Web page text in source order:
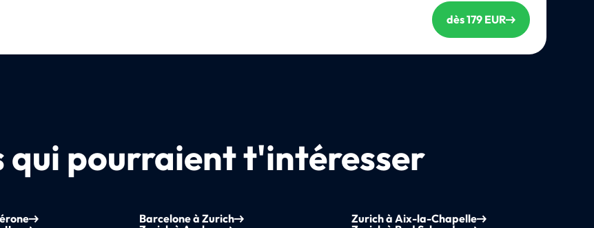
dès 179 EUR
qui pourraient t'intéresser
Barcelone à Zurich
Zurich à Aix-la-Chapelle